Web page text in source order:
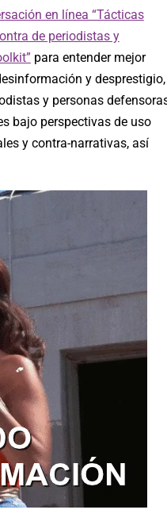
en línea “Tácticas
de periodistas y
para entender mejor
y desprestigio,
y personas
bajo perspectivas de uso
y contra-narrativas, así